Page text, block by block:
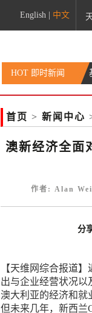
English 中文
HOT 即时新闻
的
首页 > 新闻中心
澳新经济全面
作者: Alan
分
【天维网综合报道
出与企业经营状况以
澳大利亚的经济和就
但未来几年，新西兰